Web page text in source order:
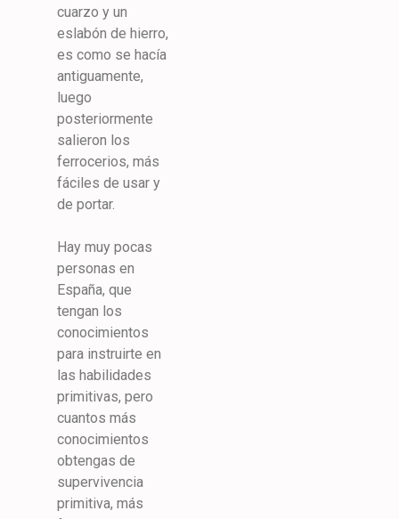
cuarzo y un
eslabón de hierro,
es como se hacía
antiguamente,
luego
posteriormente
salieron los
ferrocerios, más
fáciles de usar y
de portar.
Hay muy pocas
personas en
España, que
tengan los
conocimientos
para instruirte en
las habilidades
primitivas, pero
cuantos más
conocimientos
obtengas de
supervivencia
primitiva, más